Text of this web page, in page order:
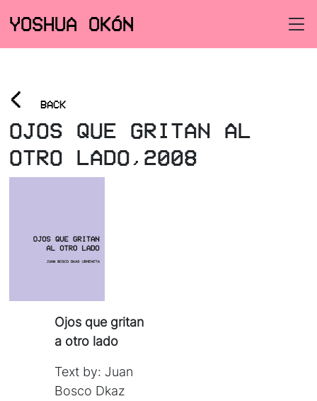
YOSHUA OKÓN
< BACK
OJOS QUE GRITAN AL
OTRO LADO,2008
Ojos que gritan
a otro lado
Text by: Juan
Bosco Dkaz